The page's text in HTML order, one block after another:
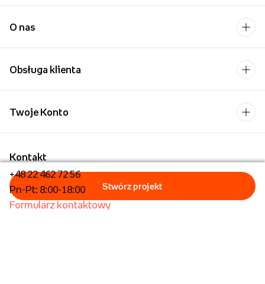
O nas
Obsługa klienta
Kontakt
+48 22 462 72 56
Pn-Pt: 8:00-18:00
Formularz kontaktowy
Twoje Konto